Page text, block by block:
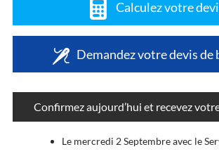
Calculez votre
Demandez votre devis de
Confirmez aujourd’hui et recevez
Le mercredi 2 Septembre avec le